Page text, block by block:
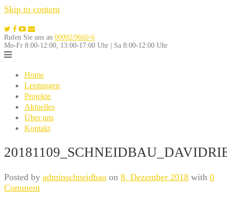
Skip to content
Rufen Sie uns an 09092/9660-6
Mo-Fr 8:00-12:00, 13:00-17:00 Uhr | Sa 8:00-12:00 Uhr
Home
Leistungen
Projekte
Aktuelles
Über uns
Kontakt
Posted by adminschneidbau on 8. Dezember 2018 with 0
Comment